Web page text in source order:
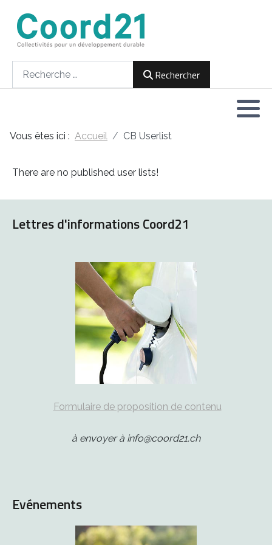
Rechercher
Vous êtes ici : Accueil CB Userlist
There are no published user lists!
Lettres d'informations Coord21
Formulaire de proposition de contenu
à envoyer à info@coord21.ch
Evénements
Développement durable et Agenda 21
Implémentation locale de l'Agenda
2021
2022
2024
2025
Lettres d'informations
Rencontres thématiques
Documents